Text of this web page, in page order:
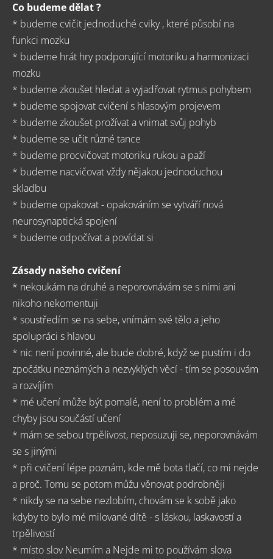
Co budeme dělat ?
* budeme cvičit jednoduché cviky , které působí na
funkci mozku
* budeme hrát hry podporující motoriku a harmonizaci
mozku
* budeme zkoušet hledat a vyjadřovat rytmus pohybem
* budeme spojovat cvičení s hlasovým projevem
* budeme zkoušet prožívat a vnimat svůj pohyb
* budeme se učit různé tance
* budeme procvičovat motoriku rukou a paží
* budeme nacvičovat vždy nějakou jednoduchou
skladbu
* budeme opakovat - opakováním se vytváří nová
neurosynaptická spojení
* budeme odpočívat a povídat si
Zásady našeho cvičení
* nekoukám na druhé a neporovnávám se s nimi ani
nikoho nekomentuji
* soustředím se na sebe, vnímám své tělo a jeho
spolupráci s hlavou
* nic není povinné, ale bude dobré, když se pustím i do
zpočátku neznámých a nezvyklých věcí - tím se posouvám
a rozvíjím
* mé učení může být pomalé, není to problém a mé
chyby jsou součástí učení
* mám se sebou trpělivost, neposuzuji se, neporovnávám
se s jinými
* při cvičení lépe poznám, kde mě bota tlačí, co mi nejde
a proč. Tomu se potom můžu věnovat podrobněji
* nikdy se na sebe nezlobím, chovám se k sobě jako
kdyby to bylo mé milované dítě - s láskou, laskavostí a
trpělivostí
* místo slov Neumím a Nejde mi to používám slova